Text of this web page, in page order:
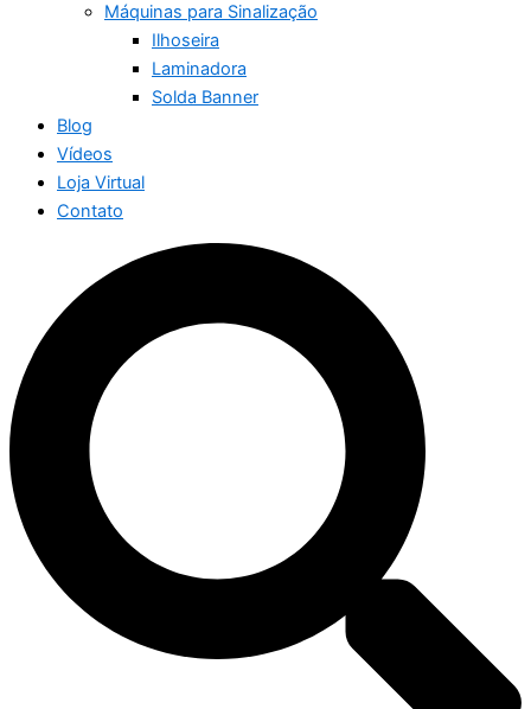
Máquinas para Sinalização
Ilhoseira
Laminadora
Solda Banner
Blog
Vídeos
Loja Virtual
Contato